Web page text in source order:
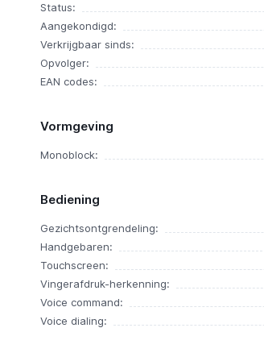
Status:
Aangekondigd:
Verkrijgbaar sinds:
Opvolger:
EAN codes:
Vormgeving
Monoblock:
Bediening
Gezichtsontgrendeling:
Handgebaren:
Touchscreen:
Vingerafdruk-herkenning:
Voice command:
Voice dialing: